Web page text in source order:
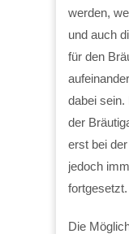
werden,
und auch
für den
dabei sein.
der
erst bei
jedoch
fortgesetzt.
Die